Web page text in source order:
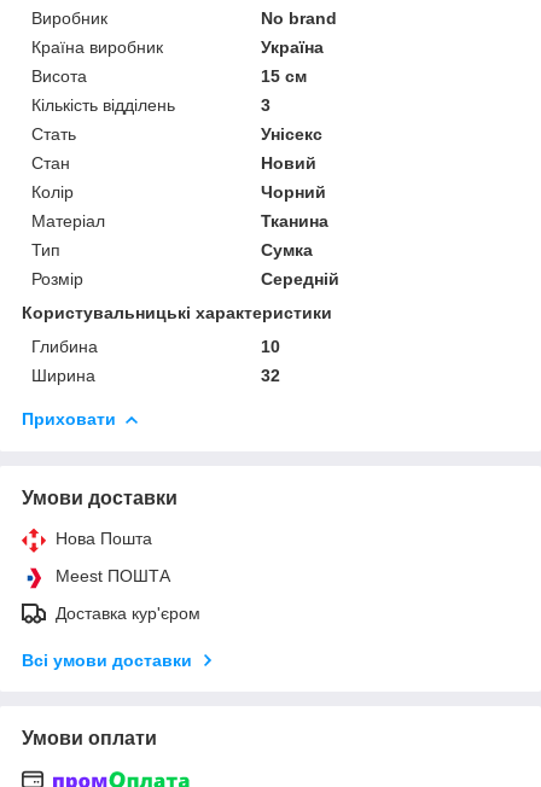
Виробник
No brand
Країна виробник
Україна
Висота
15 см
Кількість відділень
3
Стать
Унісекс
Стан
Новий
Колір
Чорний
Матеріал
Тканина
Тип
Сумка
Розмір
Середній
Користувальницькі характеристики
Глибина
10
Ширина
32
Приховати
Умови доставки
Нова Пошта
Meest ПОШТА
Доставка кур'єром
Всі умови доставки
Умови оплати